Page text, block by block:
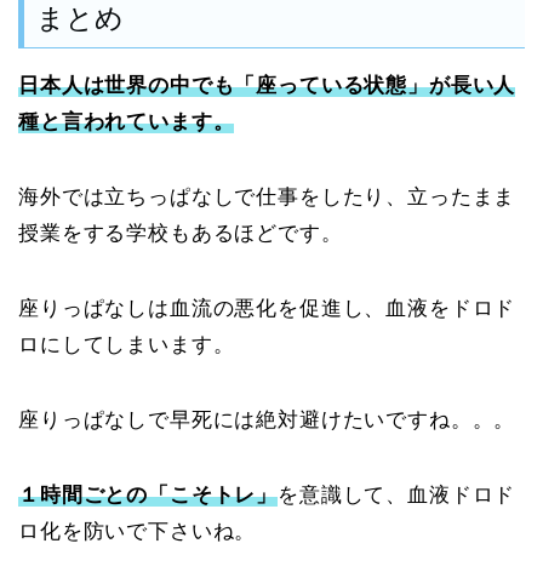
まとめ
日本人は世界の中でも「座っている状態」が長い人
種と言われています。
海外では立ちっぱなしで仕事をしたり、立ったまま
授業をする学校もあるほどです。
座りっぱなしは血流の悪化を促進し、血液をドロド
ロにしてしまいます。
座りっぱなしで早死には絶対避けたいですね。。。
１時間ごとの「こそトレ」を意識して、血液ドロド
ロ化を防いで下さいね。